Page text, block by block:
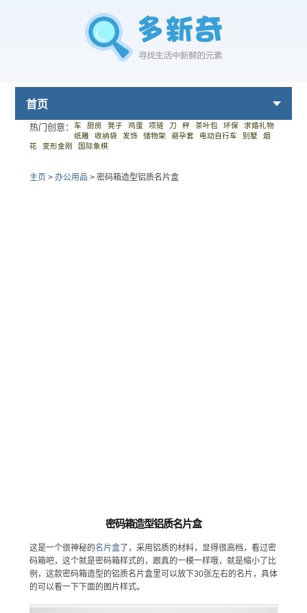
首页
热门创意： 车 厨房 凳子 鸡蛋 项链 刀 秤 茶叶包 环保
求婚礼物
纸雕
收纳袋 发饰 储物架 避孕套 电动自行车 别墅
烟
花
变形金刚 国际象棋
主页 > 办公用品 > 密码箱造型铝质名片盒
密码箱造型铝质名片盒
这是一个很神秘的名片盒了，采用铝质的材料，显得很高档，看过密
码箱吧，这个就是密码箱样式的，跟真的一模一样哦，就是缩小了比
例，这款密码箱造型的铝质名片盒里可以放下30张左右的名片，具体
的可以看一下下面的图片样式。